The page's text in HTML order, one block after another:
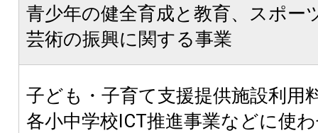
青少年の健全育成と教育、スポー
芸術の振興に関する事業
子ども・子育て支援提供施設利用
各小中学校ICT推進事業などに使